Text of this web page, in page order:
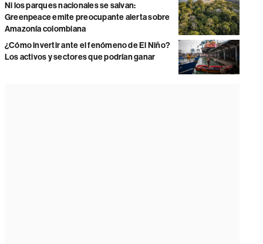
Ni los parques nacionales se salvan:
Greenpeace emite preocupante alerta sobre
Amazonía colombiana
¿Cómo invertir ante el fenómeno de El Niño?
Los activos y sectores que podrían ganar